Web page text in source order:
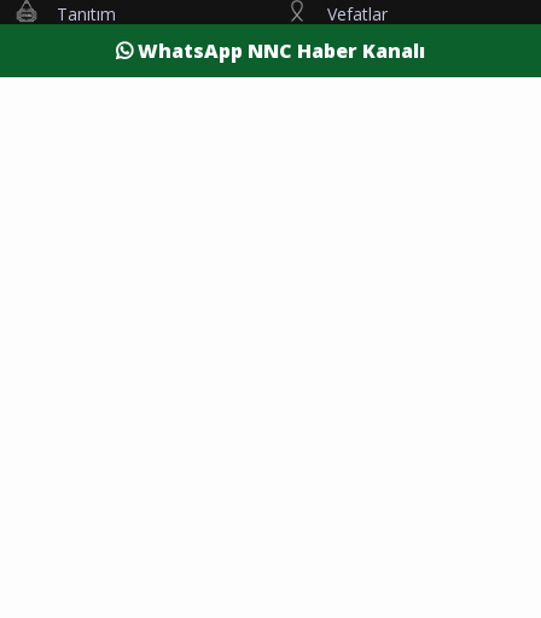
Tanıtım Vefatlar
Eleman İlanı Sağlık
WhatsApp NNC Haber Kanalı